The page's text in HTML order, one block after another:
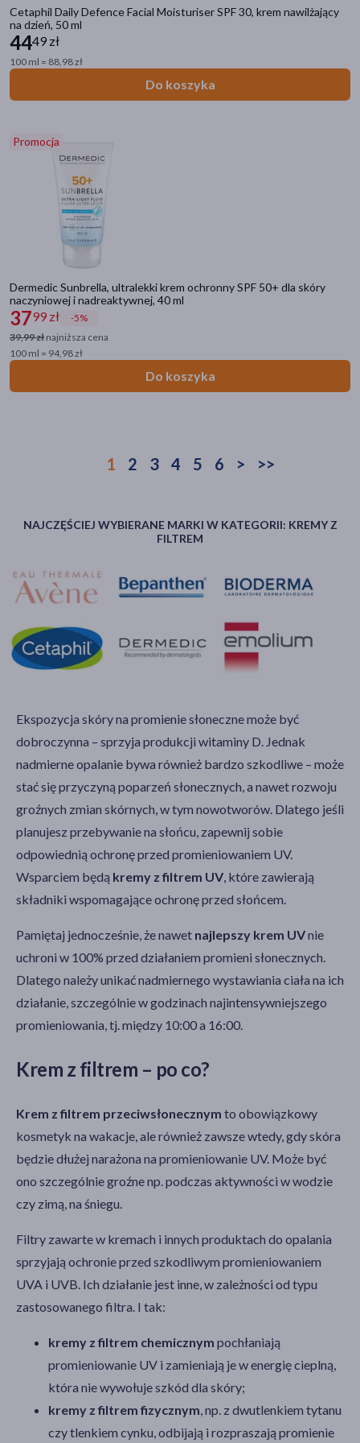
Cetaphil Daily Defence Facial Moisturiser SPF 30, krem nawilżający
na dzień, 50 ml
4449 zł
100 ml = 88,98 zł
Do koszyka
Promocja
Dermedic Sunbrella, ultralekki krem ochronny SPF 50+ dla skóry
naczyniowej i nadreaktywnej, 40 ml
3799 zł
-5%
39,99 zł najniższa cena
100 ml = 94,98 zł
Do koszyka
1 2 3 4 5 6 > >>
SPF 50+(89)
SPF 30
SPF 50(56)
SPF(33)
Linia produktowa
Dermedic Sunbrella
Sesderma Repaskin
Iwostin Solecrin
Nacomi Next LVL
pokaż więcej
NAJCZĘŚCIEJ WYBIERANE MARKI W KATEGORII: KREMY Z
FILTREM
Ekspozycja skóry na promienie słoneczne może być
dobroczynna – sprzyja produkcji witaminy D. Jednak
nadmierne opalanie bywa również bardzo szkodliwe – może
stać się przyczyną poparzeń słonecznych, a nawet rozwoju
groźnych zmian skórnych, w tym nowotworów. Dlatego jeśli
planujesz przebywanie na słońcu, zapewnij sobie
odpowiednią ochronę przed promieniowaniem UV.
Wsparciem będą kremy z filtrem UV, które zawierają
składniki wspomagające ochronę przed słońcem.
Pamiętaj jednocześnie, że nawet najlepszy krem UVnie
uchroni w 100% przed działaniem promieni słonecznych.
Dlatego należy unikać nadmiernego wystawiania ciała na ich
działanie, szczególnie w godzinach najintensywniejszego
promieniowania, tj. między 10:00 a 16:00.
Krem z filtrem – po co?
Krem z filtrem przeciwsłonecznym to obowiązkowy
kosmetyk na wakacje, ale również zawsze wtedy, gdy skóra
będzie dłużej narażona na promieniowanie UV. Może być
ono szczególnie groźne np. podczas aktywności w wodzie
czy zimą, na śniegu.
Filtry zawarte w kremach i innych produktach do opalania
sprzyjają ochronie przed szkodliwym promieniowaniem
UVA i UVB. Ich działanie jest inne, w zależności od typu
zastosowanego filtra. I tak:
kremy z filtrem chemicznym pochłaniają
promieniowanie UV i zamieniają je w energię cieplną,
która nie wywołuje szkód dla skóry;
kremy z filtrem fizycznym, np. z dwutlenkiem tytanu
czy tlenkiem cynku, odbijają i rozpraszają promienie